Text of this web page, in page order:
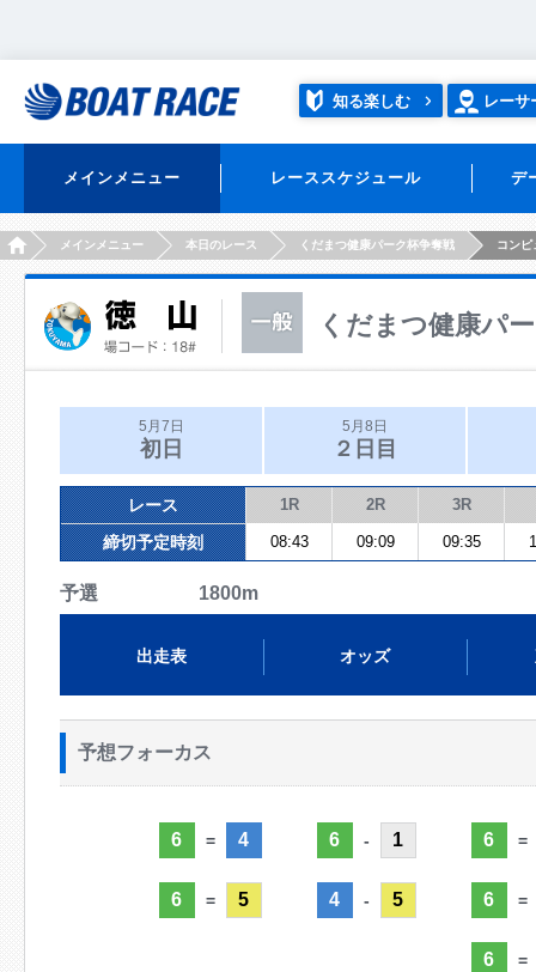
知る楽しむ レーサ
メインメニュー レーススケジュール デ
HOMEメインメニュー 本日のレース くだまつ健康パーク杯争奪戦 コンピ
くだまつ健康パ
5月7日
初日
5月8日
２日目
レース 1R 2R 3R
締切予定時刻 08:43 09:09 09:35
予選 1800m
出走表 オッズ
予想フォーカス
6 = 4
6 = 5
6 - 1
4 - 5
6 =
6 =
6 =